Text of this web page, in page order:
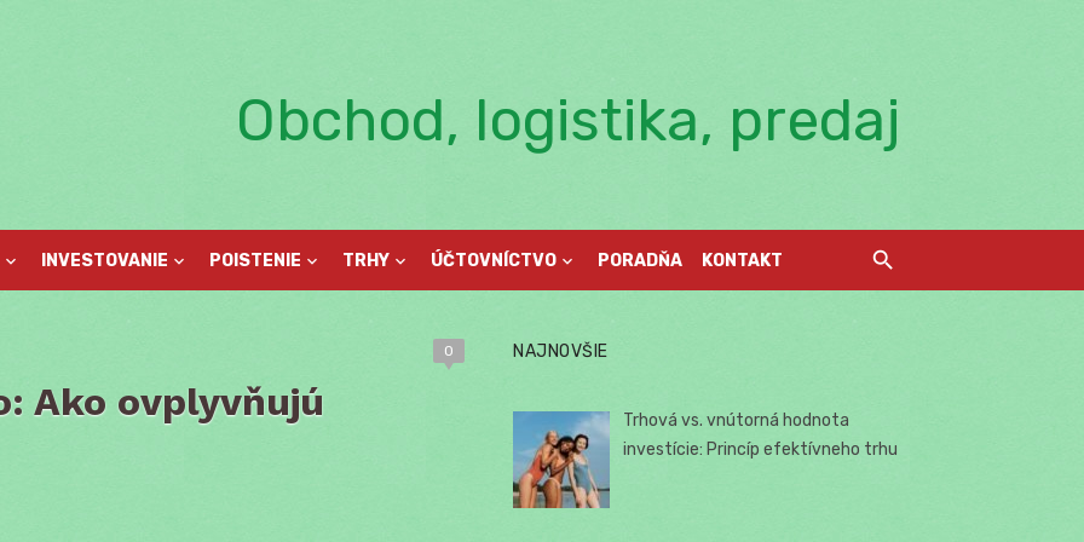
Obchod, logistika, predaj
INVESTOVANIE POISTENIE TRHY ÚČTOVNÍCTVO PORADŇA KONTAKT
0
Ako ovplyvňujú
NAJNOVŠIE
Trhová vs. vnútorná hodnota
investície: Princíp efektívneho trhu